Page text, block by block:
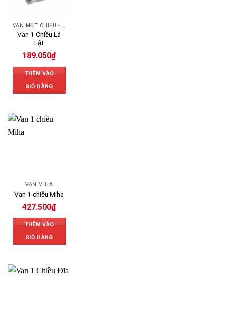
VAN MỘT CHIỀU - SWING CHECK VALVE
Van 1 Chiều Lá
Lật
189.050₫
THÊM VÀO
GIỎ HÀNG
VAN MIHA
Van 1 chiều Miha
427.500₫
THÊM VÀO
GIỎ HÀNG